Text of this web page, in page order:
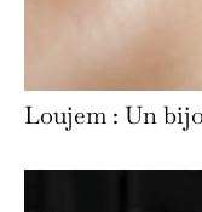
Loujem : Un